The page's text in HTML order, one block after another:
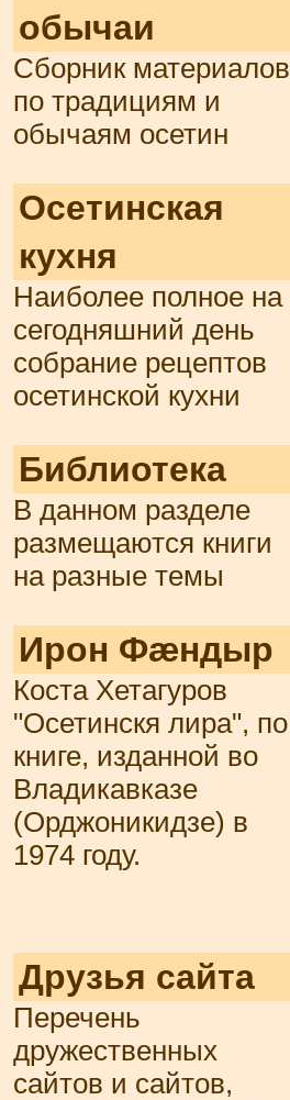
обычаи
Сборник материалов
по традициям и
обычаям осетин
Осетинская
кухня
Наиболее полное на
сегодняшний день
собрание рецептов
осетинской кухни
Библиотека
В данном разделе
размещаются книги
на разные темы
Ирон Фæндыр
Коста Хетагуров
"Осетинскя лира", по
книге, изданной во
Владикавказе
(Орджоникидзе) в
1974 году.
Друзья сайта
Перечень
дружественных
сайтов и сайтов,